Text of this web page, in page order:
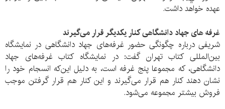
عهده خواهد داشت.
غرفه های جهاد دانشگاهی کنار یکدیگر قرار می‌گیرند
شریفی درباره چگونگی حضور غرفه‌های جهاد دانشگاهی در نمایشگاه
بین‌المللی کتاب تهران گفت: در نمایشگاه کتاب غرفه‌های جهاد
دانشگاهی، که مجموعا پنج غرفه است، به دلیل این‌که انسجام خود را
نشان دهند کنار هم قرار می‌گیرند و این کنار هم قرار گرفتن موجب
فروش بیشتر مجموعه می‌شود.